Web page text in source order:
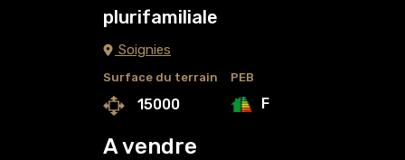
plurifamiliale
Soignies
Surface du terrain
15000
PEB
F
A vendre